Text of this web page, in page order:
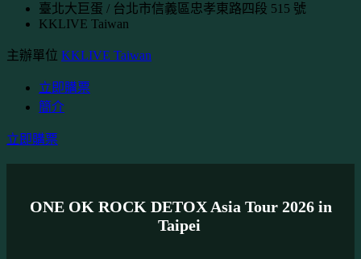
臺北大巨蛋 / 台北市信義區忠孝東路四段 515 號
KKLIVE Taiwan
主辦單位 KKLIVE Taiwan
立即購票
簡介
立即購票
ONE OK ROCK DETOX Asia Tour 2026 in
Taipei